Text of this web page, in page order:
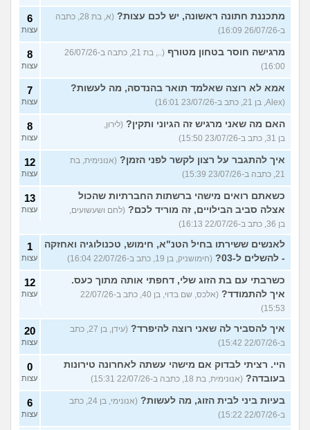
מתכננת חתונה ראשונה, יש לכם עצות?
(א, בת 28, כתבה
ב-26/07/26 16:09)
6
עצות
מרגישה חוסר בטחון מטורף
(.., בת 21, כתבה ב-26/07/26
16:00)
8
עצות
אמא לא רוצה שאלמד תואר בהנדסה, מה לעשות?
(Alex, בן 21, כתב ב-23/07/26 16:01)
7
עצות
האם מה שאני מרגיש זה הגיוני ותקין? (לירון,
בן 31, כתב ב-23/07/26 15:50)
8
עצות
איך להתגבר על רצון לקשר לפני הזמן? (אנונימית, בת
21, כתבה ב-23/07/26 15:39)
12
עצות
כשאתם רואים מישהי ברשתות החברתיות שהכול
אצלה סביב הבילויים, זה מוריד לכם? (לחם ושעשועים,
בן 36, כתב ב-22/07/26 16:13)
13
עצות
לאנשים ששירתו בחיל הטנ"א, חימוש, טכנולוגיה ואחזקה
- להשלים ל-03?
(חימושניק, בן 19, כתב ב-22/07/26 16:04)
1
עצות
כשרבתי עם בת הזוג שלי, דחפתי אותה מתוך כעס.
איך להתמודד?
(אלכס, שם בדוי, בן 40, כתב ב-22/07/26
15:53)
12
עצות
איך להסביר לה שאני רוצה להיפרד?
(עידן, בן 27, כתב
ב-22/07/26 15:42)
20
עצות
היי. רציתי לבדוק אם מישהי עשתה לאחרונה טירונות
בעובדה? (אנונימית, בת 18, כתבה ב-22/07/26 15:31)
0
עצות
בעיות ביני לבית הזוג, מה לעשות?
(אנונימי, בן 24, כתב
ב-22/07/26 15:22)
6
עצות